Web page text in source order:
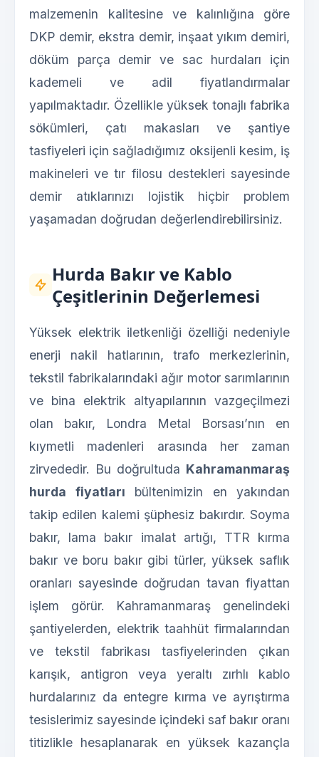
malzemenin kalitesine ve kalınlığına göre
DKP demir, ekstra demir, inşaat yıkım demiri,
döküm parça demir ve sac hurdaları için
kademeli ve adil fiyatlandırmalar
yapılmaktadır. Özellikle yüksek tonajlı fabrika
sökümleri, çatı makasları ve şantiye
tasfiyeleri için sağladığımız oksijenli kesim, iş
makineleri ve tır filosu destekleri sayesinde
demir atıklarınızı lojistik hiçbir problem
yaşamadan doğrudan değerlendirebilirsiniz.
Hurda Bakır ve Kablo
Çeşitlerinin Değerlemesi
Yüksek elektrik iletkenliği özelliği nedeniyle
enerji nakil hatlarının, trafo merkezlerinin,
tekstil fabrikalarındaki ağır motor sarımlarının
ve bina elektrik altyapılarının vazgeçilmezi
olan bakır, Londra Metal Borsası’nın en
kıymetli madenleri arasında her zaman
zirvededir. Bu doğrultuda Kahramanmaraş
hurda fiyatları bültenimizin en yakından
takip edilen kalemi şüphesiz bakırdır. Soyma
bakır, lama bakır imalat artığı, TTR kırma
bakır ve boru bakır gibi türler, yüksek saflık
oranları sayesinde doğrudan tavan fiyattan
işlem görür. Kahramanmaraş genelindeki
şantiyelerden, elektrik taahhüt firmalarından
ve tekstil fabrikası tasfiyelerinden çıkan
karışık, antigron veya yeraltı zırhlı kablo
hurdalarınız da entegre kırma ve ayrıştırma
tesislerimiz sayesinde içindeki saf bakır oranı
titizlikle hesaplanarak en yüksek kazançla